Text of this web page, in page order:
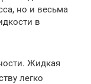
но и весьма
в
Жидкая
легко